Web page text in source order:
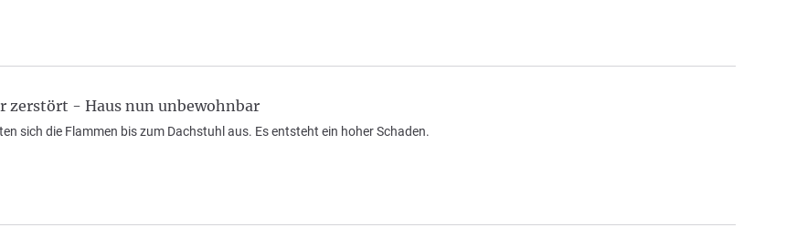
zerstört - Haus nun unbewohnbar
sich die Flammen bis zum Dachstuhl aus. Es entsteht ein hoher Schaden.